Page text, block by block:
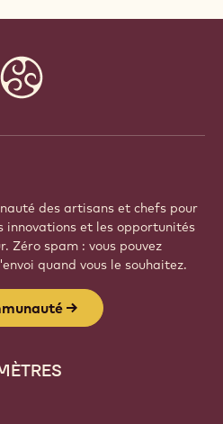
des artisans et chefs pour
innovations et les opportunités
Zéro spam : vous pouvez
quand vous le souhaitez.